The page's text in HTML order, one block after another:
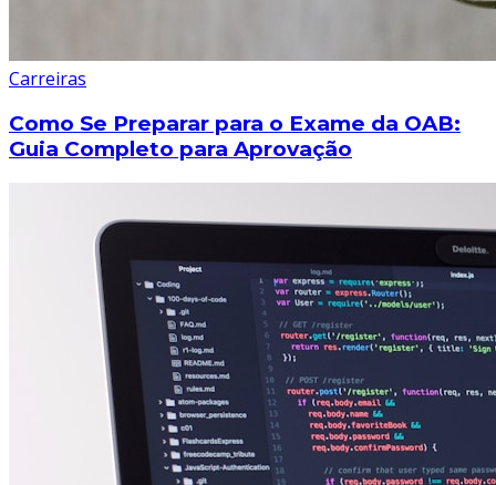
Carreiras
Como Se Preparar para o Exame da OAB:
Guia Completo para Aprovação